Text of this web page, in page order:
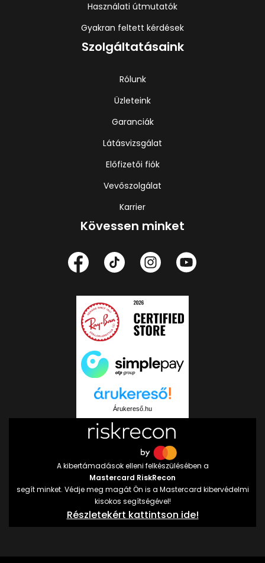
Használati útmutatók
Gyakran feltett kérdések
Szolgáltatásaink
Rólunk
Üzleteink
Garanciák
Látásvizsgálat
Előfizetői fiók
Vevőszolgálat
Karrier
Kövessen minket
Árukereső.hu
A kibertámadások elleni felkészülésében a
Mastercard RiskRecon
segít minket. Védje meg magát Ön is a Mastercard kibervédelmi
kisokos segítségével!
Részletekért kattintson ide!